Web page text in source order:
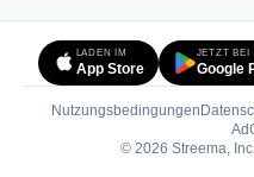
LADEN IM
App Store
JETZT BEI
Google
Nutzungsbedingungen
© 2026 Streema,